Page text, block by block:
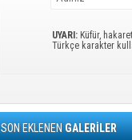
UYARI: Küfür,
Türkçe karakter
SON EKLENENGALERİLER